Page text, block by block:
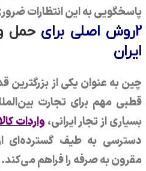
پاسخگویی به این انتظارات
2روش اصلی برای حمل
ایران
چین به عنوان یکی از
قطبی مهم برای تجارت
بسیاری از تجار ایرانی، واردات
دسترسی به طیف گسترده‌ای
مقرون به صرفه را فراهم